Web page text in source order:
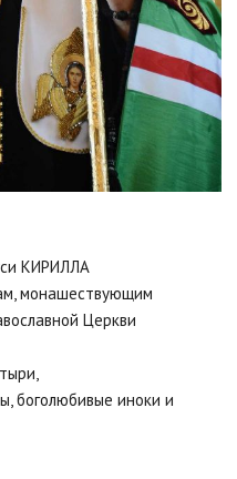
КИРИЛЛА
монашествующим
Церкви
боголюбивые иноки и